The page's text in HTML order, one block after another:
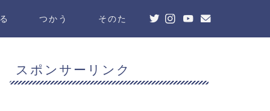
つかう そのた
スポンサーリンク